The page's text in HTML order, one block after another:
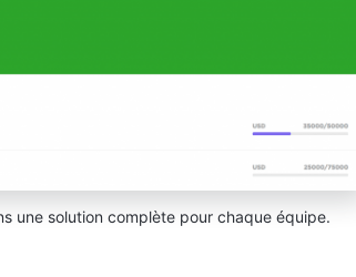
une solution complète pour chaque équipe.